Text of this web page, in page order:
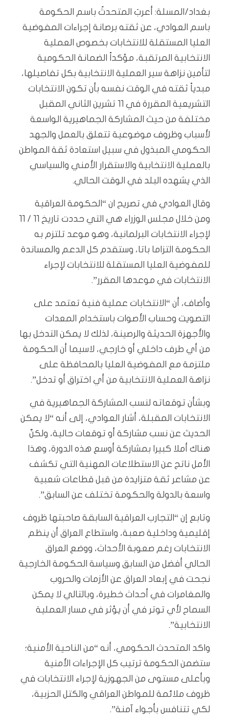
بغداد/المسلة: أعربَ المتحدثُ باسم الحكومة
باسم العوادي، عن ثقته برصانة إجراءات المفوضية
العليا المستقلة للانتخابات بخصوص العملية
الانتخابية المرتقبة، مؤكداً الضمانة الحكومية
لتأمين نزاهة سير العملية الانتخابية بكل تفاصيلها،
مبدياً ثقته في الوقت نفسه بأن تكون الانتخابات
التشريعية المقررة في 11 تشرين الثاني المقبل
مختلفة من حيث المشاركة الجماهيرية الواسعة
لأسباب وظروف موضوعية تتعلق بالعمل والجهد
الحكومي المبذول في سبيل استعادة ثقة المواطن
بالعملية الانتخابية والاستقرار الأمني والسياسي
الذي يشهده البلد في الوقت الحالي.
وقال العوادي في تصريح ان “الحكومة العراقية
ومن خلال مجلس الوزراء هي التي حددت تاريخ 11 / 11
لإجراء الانتخابات البرلمانية، وهو موعد تلتزم به
الحكومة التزاما باتا، وستقدم كل الدعم والمساندة
للمفوضية العليا المستقلة للانتخابات لإجراء
الانتخابات في موعدها المقرر”.
وأضاف، أن “الانتخابات عملية فنية تعتمد على
التصويت وحساب الأصوات باستخدام المعدات
والأجهزة الحديثة والرصينة، لذلك لا يمكن التدخل بها
من أي طرف داخلي أو خارجي، لاسيما أن الحكومة
ملتزمة مع المفوضية العليا بالمحافظة على
نزاهة العملية الانتخابية من أي اختراق أو تدخل”.
وبشأن توقعاته لنسب المشاركة الجماهيرية في
الانتخابات المقبلة، أشار العوادي، إلى أنه “لا يمكن
الحديث عن نسب مشاركة أو توقعات حالية، ولكنّ
هناك أملا كبيرا بمشاركة أوسع هذه الدورة، وهذا
الأمل ناتج عن الاستطلاعات المهنية التي تكشف
عن مشاعر ثقة متزايدة من قبل قطاعات شعبية
واسعة بالدولة والحكومة تختلف عن السابق”.
وتابع إن “التجارب العراقية السابقة صاحبتها ظروف
إقليمية وداخلية صعبة، واستطاع العراق أن ينظم
الانتخابات رغم صعوبة الأحداث، ووضع العراق
الحالي أفضل من السابق وسياسة الحكومة الخارجية
نجحت في إبعاد العراق عن الأزمات والحروب
والمغامرات في أحداث خطيرة، وبالتالي لا يمكن
السماح لأي توتر في أن يؤثر في مسار العملية
الانتخابية”.
واكد المتحدث الحكومي، أنه “من الناحية الأمنية؛
ستضمن الحكومة ترتيب كل الإجراءات الأمنية
وبأعلى مستوى من الجهوزية لإجراء الانتخابات في
ظروف ملائمة للمواطن العراقي والكتل الحزبية،
لكي تتنافس بأجواء آمنة”.